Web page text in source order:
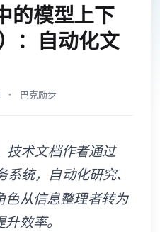
的模型上下
：自动化文
巴克励步
技术文档作者通过
统，自动化研究、
色从信息整理者转为
效率。